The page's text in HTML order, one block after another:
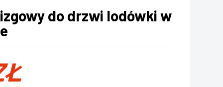
do drzwi lodówki w